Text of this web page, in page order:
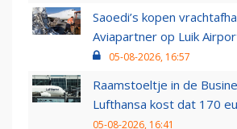
Saoedi’s kopen
Aviapartner op Luik
05-08-2026, 16:57
Raamstoeltje in de
Lufthansa kost dat 170
05-08-2026, 16:41